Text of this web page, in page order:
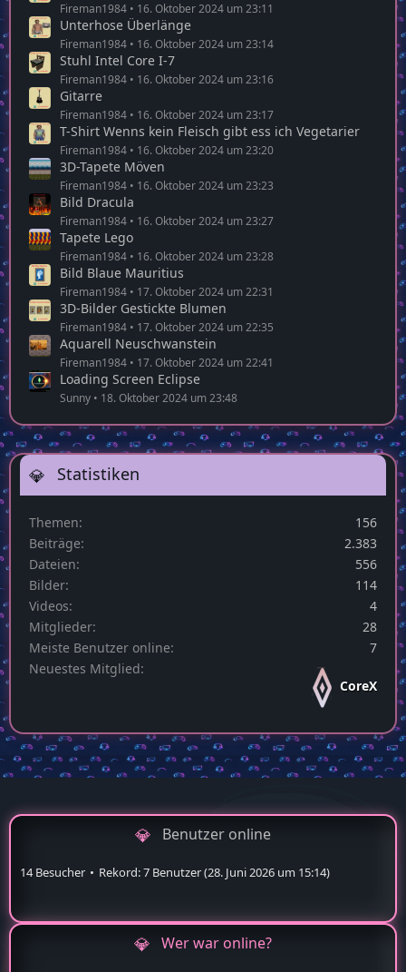
Fireman1984 16. Oktober 2024 um 23:11
Unterhose Überlänge
Fireman1984 16. Oktober 2024 um 23:14
Stuhl Intel Core I-7
Fireman1984 16. Oktober 2024 um 23:16
Gitarre
Fireman1984 16. Oktober 2024 um 23:17
T-Shirt Wenns kein Fleisch gibt ess ich Vegetarier
Fireman1984 16. Oktober 2024 um 23:20
3D-Tapete Möven
Fireman1984 16. Oktober 2024 um 23:23
Bild Dracula
Fireman1984 16. Oktober 2024 um 23:27
Tapete Lego
Fireman1984 16. Oktober 2024 um 23:28
Bild Blaue Mauritius
Fireman1984 17. Oktober 2024 um 22:31
3D-Bilder Gestickte Blumen
Fireman1984 17. Oktober 2024 um 22:35
Aquarell Neuschwanstein
Fireman1984 17. Oktober 2024 um 22:41
Loading Screen Eclipse
Sunny 18. Oktober 2024 um 23:48
Statistiken
Themen
156
Beiträge
2.383
Dateien
556
Bilder
114
Videos
4
Mitglieder
28
Meiste Benutzer online
7
Neuestes Mitglied
CoreX
Benutzer online
14 Besucher Rekord: 7 Benutzer (28. Juni 2026 um 15:14)
Wer war online?